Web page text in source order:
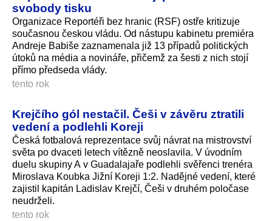
svobody tisku
Organizace Reportéři bez hranic (RSF) ostře kritizuje
současnou českou vládu. Od nástupu kabinetu premiéra
Andreje Babiše zaznamenala již 13 případů politických
útoků na média a novináře, přičemž za šesti z nich stojí
přímo předseda vlády.
tento rok
Krejčího gól nestačil. Češi v závěru ztratili
vedení a podlehli Koreji
Česká fotbalová reprezentace svůj návrat na mistrovství
světa po dvaceti letech vítězně neoslavila. V úvodním
duelu skupiny A v Guadalajaře podlehli svěřenci trenéra
Miroslava Koubka Jižní Koreji 1:2. Nadějné vedení, které
zajistil kapitán Ladislav Krejčí, Češi v druhém poločase
neudrželi.
tento rok